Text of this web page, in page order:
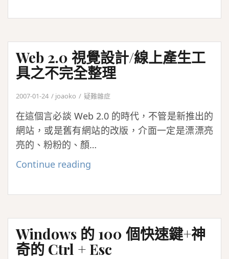
以
&
Spreadsheets
打
Gmail
的
Word、
Exel
Web 2.0 視覺設計/線上產生工
具之不完全整理
2007-01-24 joaoko 疑難雜症
在這個言必談 Web 2.0 的時代，不管是新推出的
網站，或是舊有網站的改版，介面一定是漂漂亮
亮的、粉粉的、顏…
Continue reading
視
設
計/
線
Windows 的 100 個快速鍵+神
奇的 Ctrl + Esc